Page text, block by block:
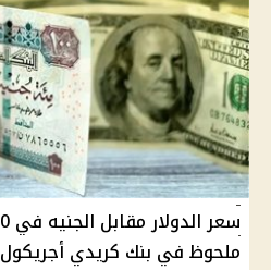
ملحوظ في بنك كريدي أجريكول